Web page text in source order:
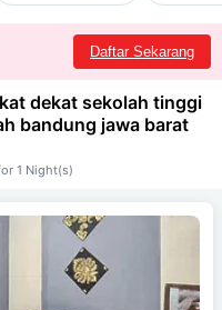
Daftar Sekarang
dekat sekolah tinggi
bandung jawa barat
1 Night(s)